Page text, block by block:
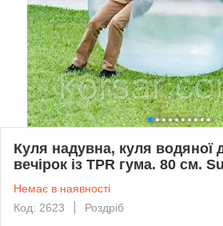
Куля надувна, куля водяної
вечірок із TPR гума. 80 см.
Немає в наявності
Код: 2623
Роздріб